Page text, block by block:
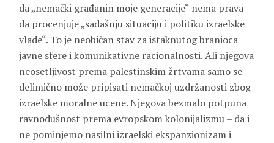
da „nemački građanin moje generacije“ nema prava
da procenjuje „sadašnju situaciju i politiku izraelske
vlade“. To je neobičan stav za istaknutog branioca
javne sfere i komunikativne racionalnosti. Ali njegova
neosetljivost prema palestinskim žrtvama samo se
delimično može pripisati nemačkoj uzdržanosti zbog
izraelske moralne ucene. Njegova bezmalo potpuna
ravnodušnost prema evropskom kolonijalizmu – da i
ne pominjemo nasilni izraelski ekspanzionizam i